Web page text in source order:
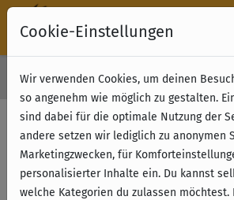
Kostenloser Versand & Retoure ab 49 €
Filter anzeigen
Name
Cookie-Einstellungen
Wir verwenden Cookies, um deinen
so angenehm wie möglich zu gestalten.
sind dabei für die optimale Nutzung der
andere setzen wir lediglich zu anonymen
Marketingzwecken, für
personalisierter Inhalte ein. Du kannst
welche Kategorien du zulassen